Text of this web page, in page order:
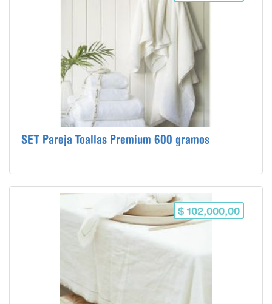
SET Pareja Toallas Premium 600 gramos
$ 102,000,00